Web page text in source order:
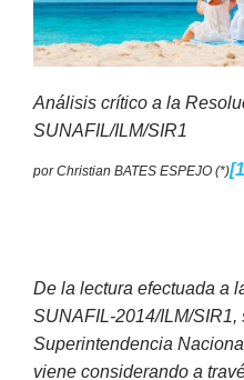
Análisis crítico a la
SUNAFIL/ILM/SIR1
por Christian BATES ESPEJO (*)
De la lectura efectuada a
SUNAFIL-2014/ILM/SIR1,
Superintendencia
viene considerando a